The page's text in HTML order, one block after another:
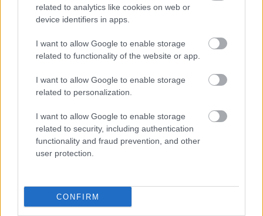
related to analytics like cookies on web or
device identifiers in apps.
I want to allow Google to enable storage
related to functionality of the website or app.
I want to allow Google to enable storage
related to personalization.
I want to allow Google to enable storage
related to security, including authentication
functionality and fraud prevention, and other
user protection.
CONFIRM
TAGS: ΝΑΤΟ ΗΠΑ
Ουκρανία
BEST OFINTERNET